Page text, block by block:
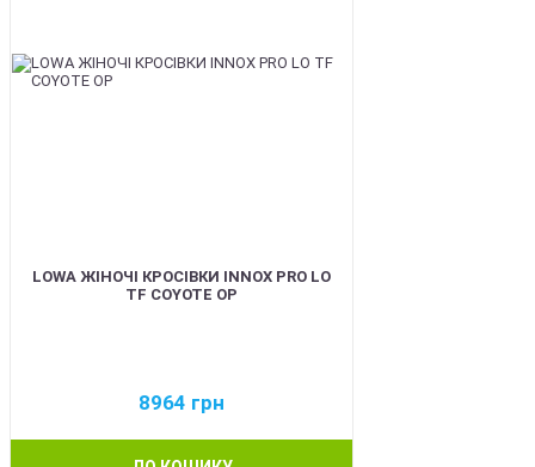
LOWA ЖІНОЧІ КРОСІВКИ INNOX PRO LO
TF COYOTE OP
8964 грн